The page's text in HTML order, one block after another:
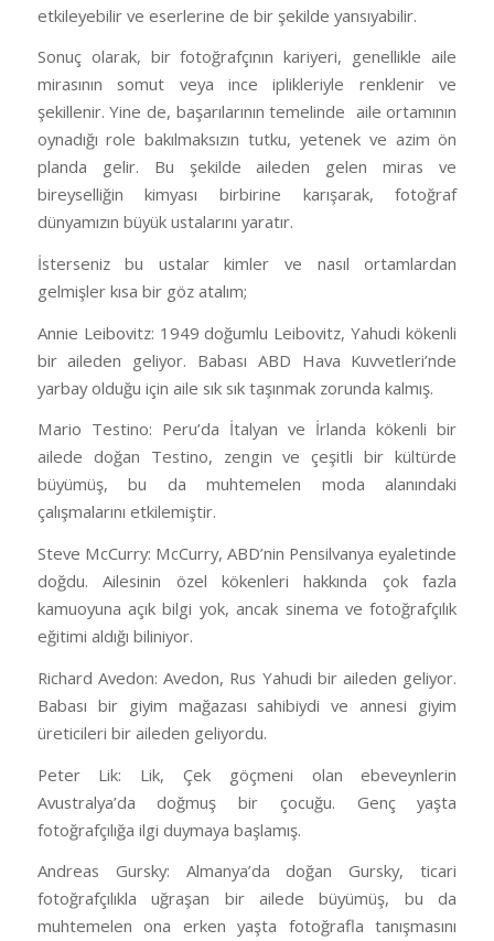
etkileyebilir ve eserlerine de bir şekilde yansıyabilir.
Sonuç olarak, bir fotoğrafçının kariyeri, genellikle aile
mirasının somut veya ince iplikleriyle renklenir ve
şekillenir. Yine de, başarılarının temelinde aile ortamının
oynadığı role bakılmaksızın tutku, yetenek ve azim ön
planda gelir. Bu şekilde aileden gelen miras ve
bireyselliğin kimyası birbirine karışarak, fotoğraf
dünyamızın büyük ustalarını yaratır.
İsterseniz bu ustalar kimler ve nasıl ortamlardan
gelmişler kısa bir göz atalım;
Annie Leibovitz: 1949 doğumlu Leibovitz, Yahudi kökenli
bir aileden geliyor. Babası ABD Hava Kuvvetleri’nde
yarbay olduğu için aile sık sık taşınmak zorunda kalmış.
Mario Testino: Peru’da İtalyan ve İrlanda kökenli bir
ailede doğan Testino, zengin ve çeşitli bir kültürde
büyümüş, bu da muhtemelen moda alanındaki
çalışmalarını etkilemiştir.
Steve McCurry: McCurry, ABD’nin Pensilvanya eyaletinde
doğdu. Ailesinin özel kökenleri hakkında çok fazla
kamuoyuna açık bilgi yok, ancak sinema ve fotoğrafçılık
eğitimi aldığı biliniyor.
Richard Avedon: Avedon, Rus Yahudi bir aileden geliyor.
Babası bir giyim mağazası sahibiydi ve annesi giyim
üreticileri bir aileden geliyordu.
Peter Lik: Lik, Çek göçmeni olan ebeveynlerin
Avustralya’da doğmuş bir çocuğu. Genç yaşta
fotoğrafçılığa ilgi duymaya başlamış.
Andreas Gursky: Almanya’da doğan Gursky, ticari
fotoğrafçılıkla uğraşan bir ailede büyümüş, bu da
muhtemelen ona erken yaşta fotoğrafla tanışmasını